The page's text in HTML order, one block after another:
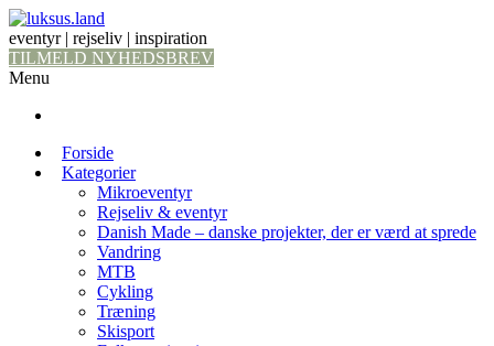
eventyr | rejseliv | inspiration
TILMELD NYHEDSBREV
Menu
Forside
Kategorier
Mikroeventyr
Rejseliv & eventyr
Danish Made – danske projekter, der er værd at sprede
Vandring
MTB
Cykling
Træning
Skisport